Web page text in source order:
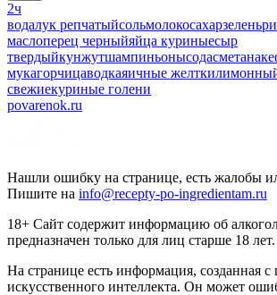
2ч
водалук репчатыйсольмолокосахарзелень
маслоперец черныйяйца куриныесыр
твердыйкунжутшампиньонысодасметана
мукагорчицаводкаяичные желтки
свежиекуриные голени
povarenok.ru
Нашли ошибку на странице, есть жалобы
Пишите на info@recepty-po-ingredientam.ru
18+ Сайт содержит информацию об
предназначен только для лиц старше 18 лет.
На странице есть информация, созданная
искусственного интеллекта. Он может